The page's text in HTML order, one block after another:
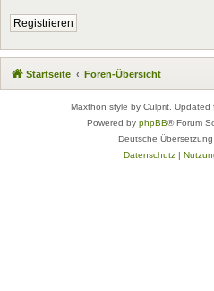
Registrieren
Startseite Foren-Übersicht
Maxthon style by Culprit.
Powered by phpBB® Forum
Deutsche
Datenschutz|